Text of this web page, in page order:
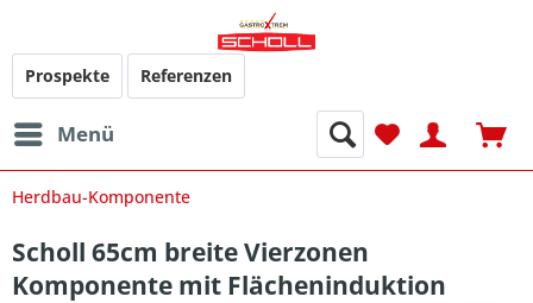
Prospekte Referenzen
Menü
Herdbau-Komponente
Scholl 65cm breite Vierzonen
Komponente mit Flächeninduktion